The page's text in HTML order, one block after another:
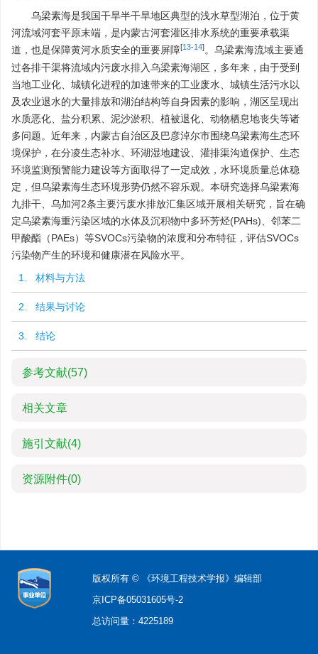
乌梁素海是我国干旱半干旱地区典型的浅水草型湖泊，位于黄
河流域河套平原末端，是内蒙古河套灌区排水系统的重要承载渠
道，也是保障黄河水质安全的重要屏障[13-14]。乌梁素海流域主要通
过各排干渠将流域内污废水排入乌梁素海湖区，多年来，由于受到
当地工业化、城镇化进程的加速带来的工业废水、城镇生活污水以
及农业退水的大量排放和湖泊结构等自身因素的影响，湖区呈现出
水质恶化、盐分积累、泥沙淤积、植被退化、动物栖息地丧失等诸
多问题。近年来，内蒙古自治区及巴彦淖尔市围绕乌梁素海生态环
境保护，在分凌生态补水、环湖湿地建设、灌排渠沟道保护、生态
环境监测预警能力建设等方面取得了一定成效，水环境质量总体稳
定，但乌梁素海生态环境形势仍然不容乐观。本研究选择乌梁素海
九排干、乌加河2条主要污废水排放汇集区域开展相关研究，旨在确
定乌梁素海重污染区域的水体及沉积物中多环芳烃(PAHs)、邻苯二
甲酸酯（PAEs）等SVOCs污染物的浓度和分布特征，评估SVOCs
污染物产生的环境和健康潜在风险水平。
1. 材料与方法
2. 结果与讨论
3. 结论
参考文献(57)
相关文章
施引文献(4)
资源附件(0)
版权所有 © 《环境工程技术学报》编辑部
京ICP备05031605号-2
总访问量： 4225189